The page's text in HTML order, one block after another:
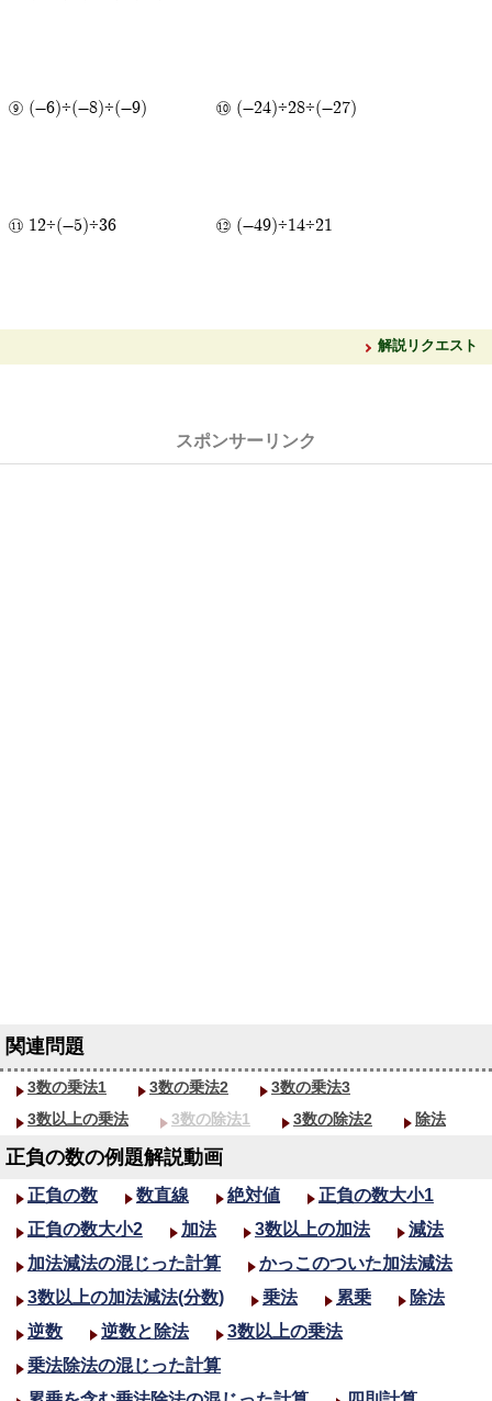
(-6)÷(-8)÷(-9) (-24)÷28÷(-27)
12÷(-5)÷36 (-49)÷14÷21
解説リクエスト
3数の乗法1 3数の乗法2
3数の乗法3
3数以上の乗法
3数の除法1 3数の除法2 除法
正負の数の例題解説動画
正負の数 数直線 絶対値
正負の数大小1
正負の数大小2
加法 3数以上の加法
減法
加法減法の混じった計算
かっこのついた加法減法
3数以上の加法減法(分数)
乗法 累乗
除法
逆数
逆数と除法
3数以上の乗法
乗法除法の混じった計算